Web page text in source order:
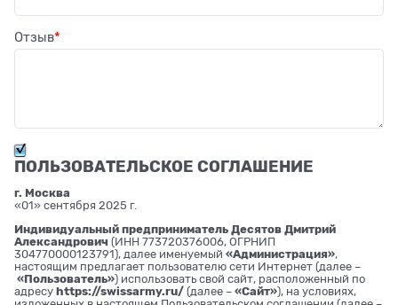
Отзыв
ПОЛЬЗОВАТЕЛЬСКОЕ СОГЛАШЕНИЕ
г. Москва
«01» сентября 2025 г.
Индивидуальный предприниматель Десятов Дмитрий
Александрович (ИНН 773720376006, ОГРНИП
304770000123791), далее именуемый «Администрация»,
настоящим предлагает пользователю сети Интернет (далее –
«Пользователь») использовать свой сайт, расположенный по
адресу https://swissarmy.ru/ (далее – «Сайт»), на условиях,